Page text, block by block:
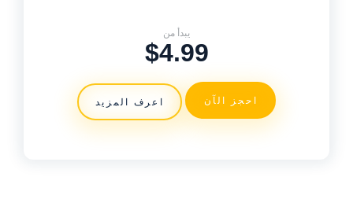
يبدأ من
$4.99
اعرف المزيد احجز الآن